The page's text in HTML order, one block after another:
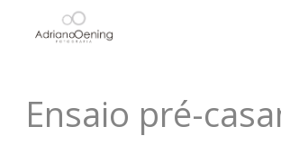
Ensaio pré-